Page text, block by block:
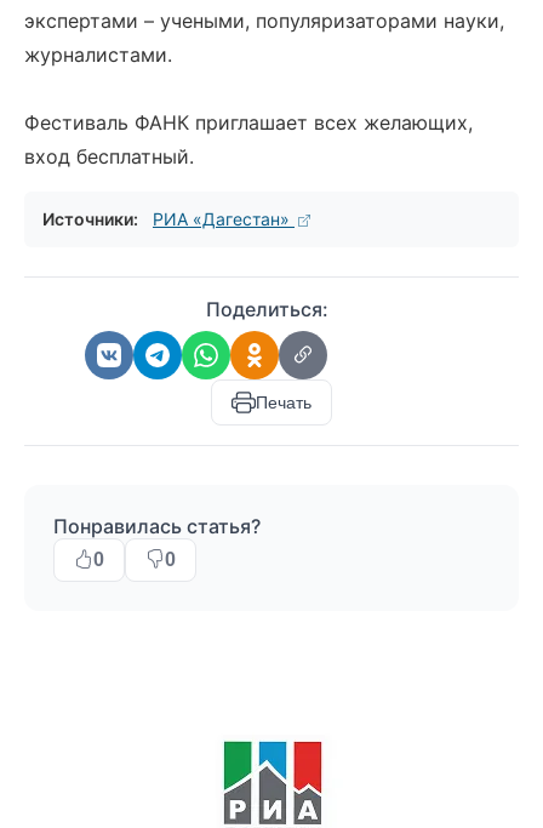
экспертами – учеными, популяризаторами науки,
журналистами.
Фестиваль ФАНК приглашает всех желающих,
вход бесплатный.
Источники: РИА «Дагестан»
Поделиться:
Печать
Понравилась статья?
0 0